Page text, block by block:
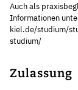
Auch als
Informationen
kiel.de/studium/
studium/
Zulassung